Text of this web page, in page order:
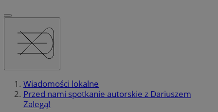
Wiadomości lokalne
Przed nami spotkanie autorskie z Dariuszem
Zalegą!